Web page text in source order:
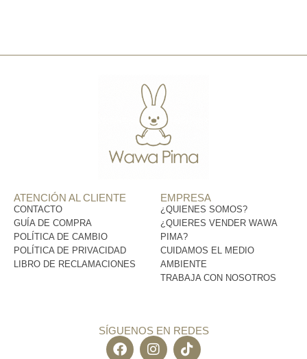
ATENCIÓN AL CLIENTE
CONTACTO
GUÍA DE COMPRA
POLÍTICA DE CAMBIO
POLÍTICA DE PRIVACIDAD
LIBRO DE RECLAMACIONES
EMPRESA
¿QUIENES SOMOS?
¿QUIERES VENDER WAWA
PIMA?
CUIDAMOS EL MEDIO
AMBIENTE
TRABAJA CON NOSOTROS
SÍGUENOS EN REDES
F I T